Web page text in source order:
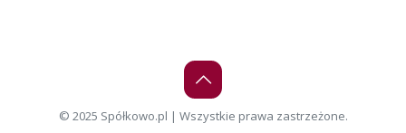
© 2025 Spółkowo.pl | Wszystkie prawa zastrzeżone.